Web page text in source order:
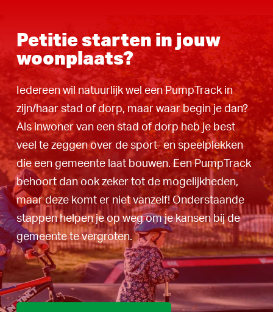
Petitie starten in jouw
woonplaats?
Iedereen wil natuurlijk wel een PumpTrack in
zijn/haar stad of dorp, maar waar begin je dan?
Als inwoner van een stad of dorp heb je best
veel te zeggen over de sport- en speelplekken
die een gemeente laat bouwen. Een PumpTrack
behoort dan ook zeker tot de mogelijkheden,
maar deze komt er niet vanzelf! Onderstaande
stappen helpen je op weg om je kansen bij de
gemeente te vergroten.